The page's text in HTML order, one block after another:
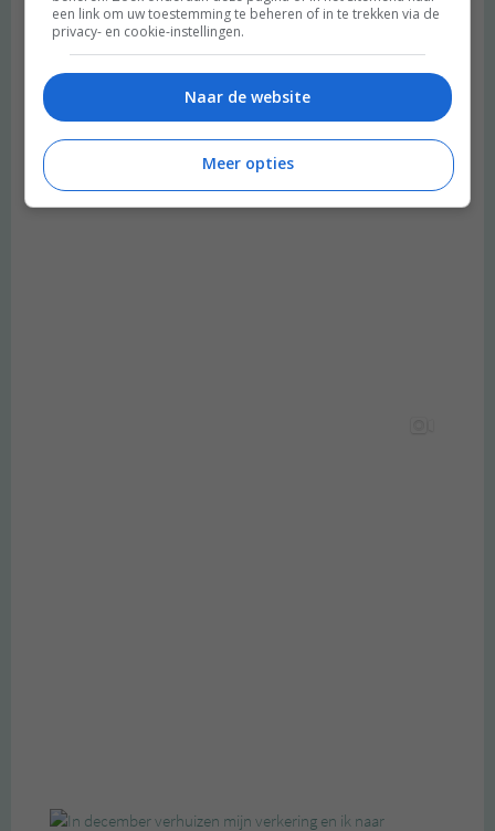
een link om uw toestemming te beheren of in te trekken via de
privacy- en cookie-instellingen.
Naar de website
Meer opties